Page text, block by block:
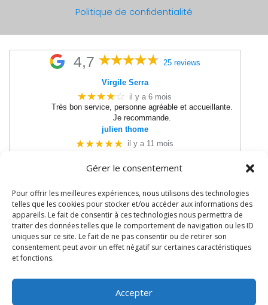
Gérer le consentement
Pour offrir les meilleures expériences, nous utilisons des technologies
telles que les cookies pour stocker et/ou accéder aux informations des
appareils. Le fait de consentir à ces technologies nous permettra de
traiter des données telles que le comportement de navigation ou les ID
uniques sur ce site. Le fait de ne pas consentir ou de retirer son
consentement peut avoir un effet négatif sur certaines caractéristiques
et fonctions.
Accepter
Politique de confidentialité
4,7 25 reviews
Virgile Serra
★★★★☆
il y a 6 mois
Très bon service, personne agréable et accueillante.
Je recommande.
julien thome
★★★★★ il y a 11 mois
●●● ●●●●●●
06 64 67 88 61